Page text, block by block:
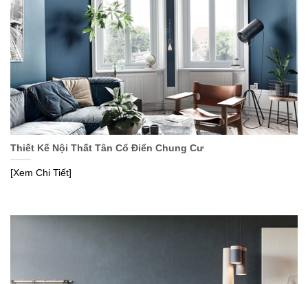
Thiết Kế Nội Thất Tân Cổ Điển Chung Cư
[Xem Chi Tiết]